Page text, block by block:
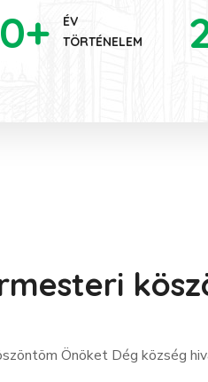
+
ÉV
TÖRTÉNELEM
Önöket Dég község